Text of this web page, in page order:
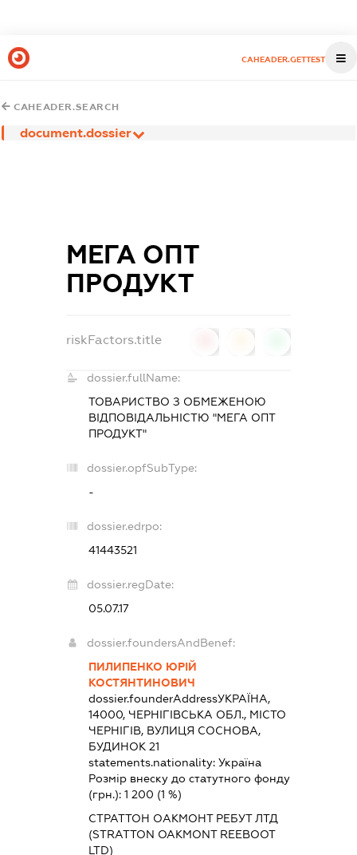
CAHEADER.GETTEST
CAHEADER.SEARCH
document.dossier
МЕГА ОПТ
ПРОДУКТ
riskFactors.title
dossier.fullName:
ТОВАРИСТВО З ОБМЕЖЕНОЮ
ВІДПОВІДАЛЬНІСТЮ "МЕГА ОПТ
ПРОДУКТ"
dossier.opfSubType:
-
dossier.edrpo:
41443521
dossier.regDate:
05.07.17
dossier.foundersAndBenef:
ПИЛИПЕНКО ЮРІЙ
КОСТЯНТИНОВИЧ
dossier.founderAddressУКРАЇНА,
14000, ЧЕРНІГІВСЬКА ОБЛ., МІСТО
ЧЕРНІГІВ, ВУЛИЦЯ СОСНОВА,
БУДИНОК 21
statements.nationality:Україна
Розмір внеску до статутного фонду
(грн.):1 200 (1 %)
СТРАТТОН ОAКМОНТ РЕБУТ ЛТД
(STRATTON OAKMONT REEBOOT
LTD)